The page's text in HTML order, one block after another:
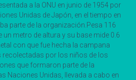
a la ONU en junio de 1954 por
Unidas de Japón, en el tiempo en
parte de la organización.Pesa 116
metro de altura y su base mide 0.6
con que fue hecha la campana
recolectadas por los niños de los
que formaron parte de la
Naciones Unidas, llevada a cabo en